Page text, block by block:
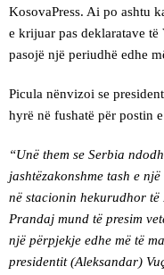
KosovaPress. Ai po ashtu
e krijuar pas deklaratave
pasojë një periudhë edhe
Picula nënvizoi se
hyrë në fushatë për postin
“Unë them se Serbia
jashtëzakonshme tash e
në stacionin hekurudhor të
Prandaj mund të presim
një përpjekje edhe më të
presidentit (Aleksandar)